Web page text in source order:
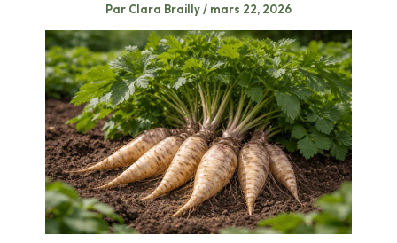
Par Clara Brailly/ mars 22, 2026